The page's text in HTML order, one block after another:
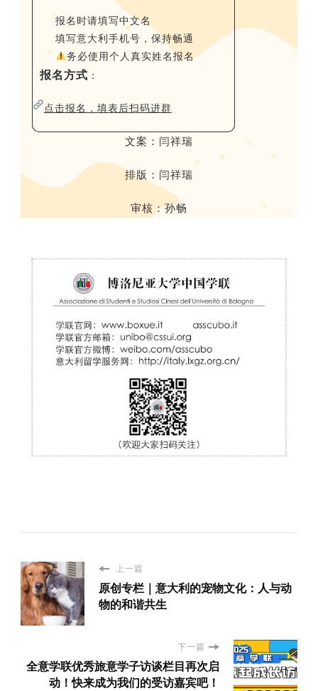
报名时请填写中文名
填写意大利手机号，保持畅通
务必使用个人真实姓名报名
报名方式 ：
点击报名，填表后扫码进群
文案：闫祥瑞
排版：闫祥瑞
审核：孙畅
上一篇
原创专栏｜意大利的宠物文化：人与动
物的和谐共生
下一篇
全意学联优秀旅意学子访谈栏目再次启
动！快来成为我们的受访嘉宾吧！